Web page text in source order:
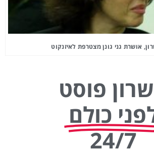
אושרת גני גונן מצטרפת לאיזנקוט
פוסט
כולם
24/7